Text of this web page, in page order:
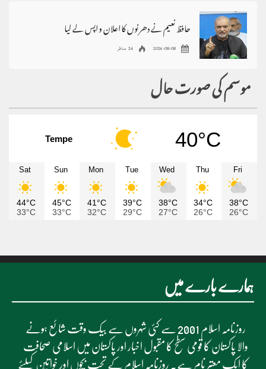
حافظ نعیم نے دھرنوں کااعلان واپس لے لیا
2026-08-08 24 مناظر
موسم کی صورت حال
Tempe 40°C
Sat
44°C
33°C
Sun
45°C
33°C
Mon
41°C
32°C
Tue
39°C
29°C
Wed
38°C
27°C
Thu
34°C
26°C
Fri
38°C
26°C
ہمارے بارے میں
روزنامہ اسلام 2001 سے کئی شہروں سے بیک وقت شائع ہونے
والا پاکستان کا قومی سطح کا مقبول اخبار اور پاکستان میں اسلامی صحافت
کا ایک معتبر نام ہے۔ روزنامہ اسلام کے تحت بچوں اور خواتین کیلئے